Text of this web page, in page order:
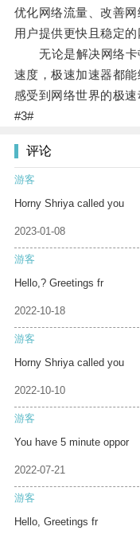
优化网络流量、改善
用户提供更快且稳定的
无论是解决网络卡
速度，极速加速器都
感受到网络世界的极速
#3#
评论
游客
Horny Shriya called you
2023-01-08
游客
Hello,? Greetings fr
2022-10-18
游客
Horny Shriya called you
2022-10-10
游客
You have 5 minute oppor
2022-07-21
游客
Hello, Greetings fr